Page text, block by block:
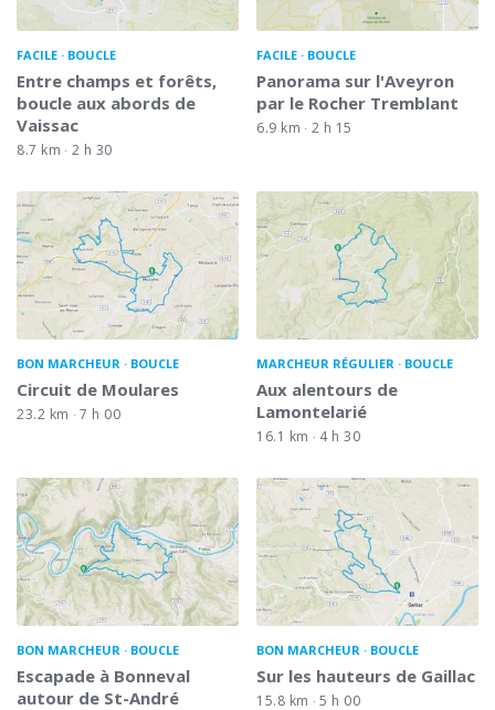
FACILE BOUCLE
Entre champs et forêts,
boucle aux abords de
Vaissac
8.7 km 2 h 30
FACILE BOUCLE
Panorama sur l'Aveyron
par le Rocher Tremblant
6.9 km 2 h 15
BON MARCHEUR BOUCLE
Circuit de Moulares
23.2 km 7 h 00
MARCHEUR RÉGULIER BOUCLE
Aux alentours de
Lamontelarié
16.1 km 4 h 30
BON MARCHEUR BOUCLE
Escapade à Bonneval
autour de St-André
BON MARCHEUR BOUCLE
Sur les hauteurs de Gaillac
15.8 km 5 h 00